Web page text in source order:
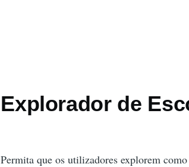
Explorador de
Permita que os utilizadores explorem